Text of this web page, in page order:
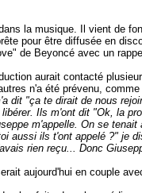
la musique. Il vient de
pour être diffusée en
de Beyoncé avec un
aurait contacté
n'a été prévenu,
dit "ça te dirait de nous
Ils m'ont dit "Ok, la
m'appelle. On se
aussi ils t'ont appelé ?" je
rien reçu... Donc
aujourd'hui en couple